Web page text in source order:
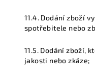
11.4. Dodání zboží
spotřebitele nebo
11.5. Dodání zboží,
jakosti nebo zkáze;